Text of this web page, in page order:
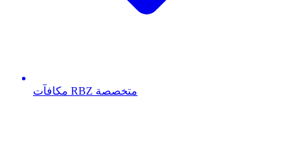
مكافآت RBZ متخصصة